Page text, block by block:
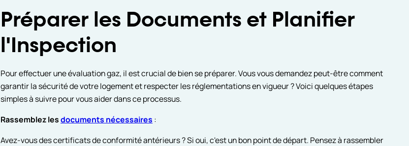
Préparer les Documents et Planifier
l'Inspection
Pour effectuer une évaluation gaz, il est crucial de bien se préparer. Vous vous demandez peut-être comment
garantir la sécurité de votre logement et respecter les réglementations en vigueur ? Voici quelques étapes
simples à suivre pour vous aider dans ce processus.
Rassemblez lesdocuments nécessaires :
Avez-vous des certificats de conformité antérieurs ? Si oui, c'est un bon point de départ. Pensez à rassembler